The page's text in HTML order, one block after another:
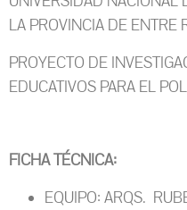
LA PROVINCIA DE ENTRE
PROYECTO DE
EDUCATIVOS PARA EL
FICHA TÉCNICA:
EQUIPO: ARQS.